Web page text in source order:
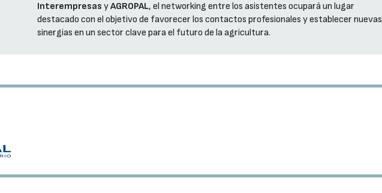
Interempresas yAGROPAL, el networking entre los asistentes ocupará un lugar
destacado con el objetivo de favorecer los contactos profesionales y establecer nuevas
sinergias en un sector clave para el futuro de la agricultura.